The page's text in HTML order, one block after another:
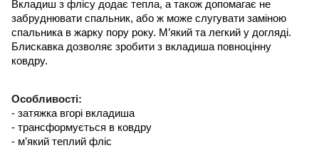
Вкладиш з флісу додає тепла, а також допомагає не
забруднювати спальник, або ж може слугувати заміною
спальника в жарку пору року. М’який та легкий у догляді.
Блискавка дозволяє зробити з вкладиша повноцінну
ковдру.
Особливості:
- затяжка вгорі вкладиша
- трансформується в ковдру
- м’який теплий фліс